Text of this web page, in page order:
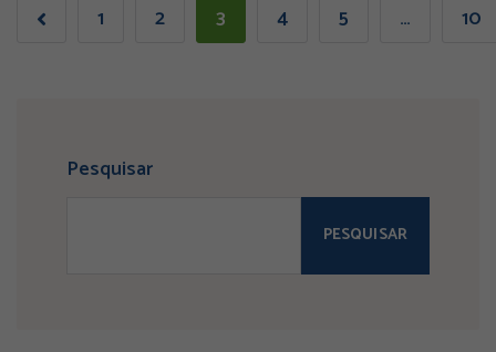
1 2 3 4 5 … 10
Pesquisar
PESQUISAR